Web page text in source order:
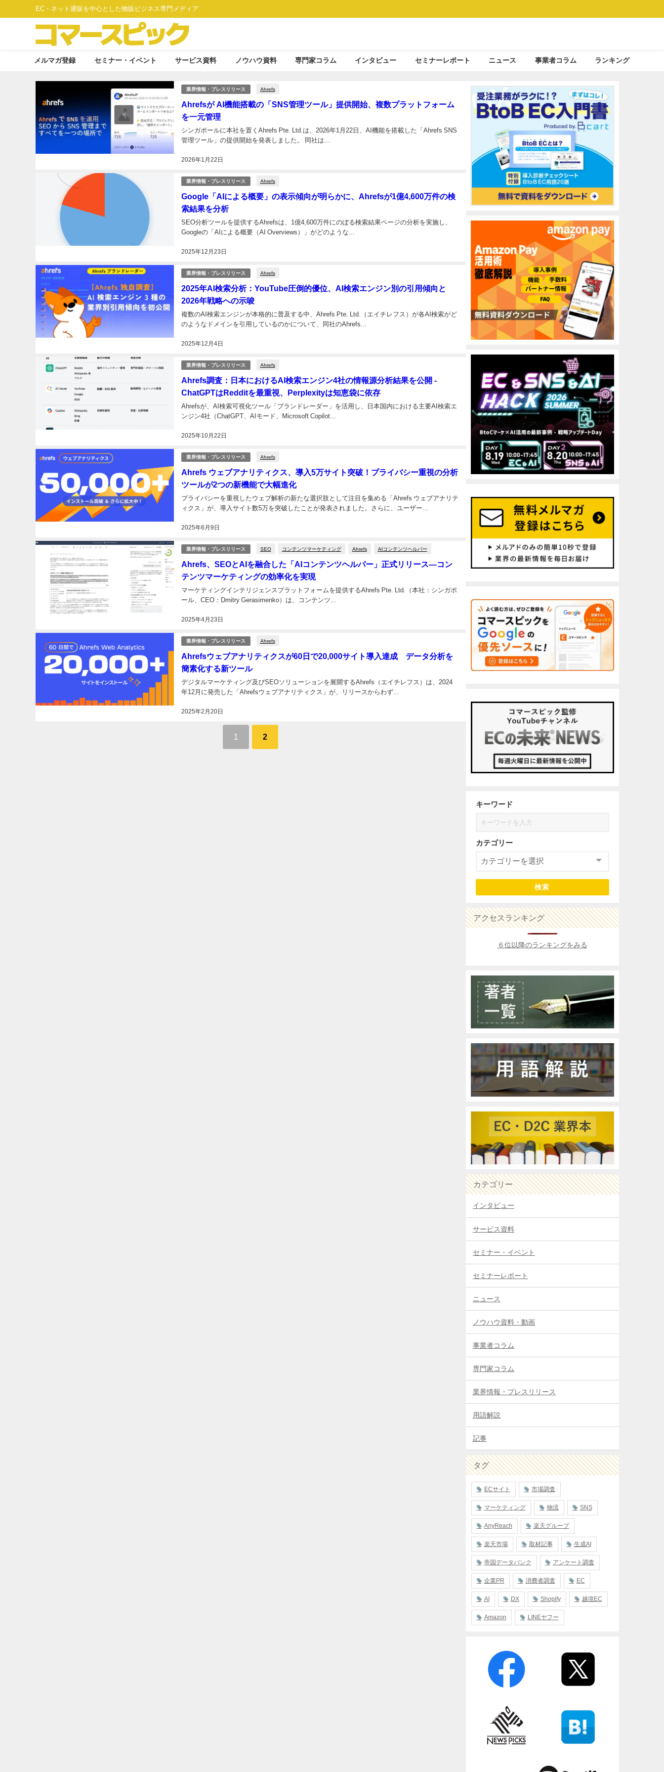
EC・ネット通販を中心とした物販ビジネス専門メディア
メルマガ登録 セミナー・イベント サービス資料 ノウハウ資料 専門家コラム インタビュー セミナーレポート ニュース 事業者コラム ランキング
業界情報・プレスリリース Ahrefs
Ahrefsが AI機能搭載の「SNS管理ツール」提供開始、複数プラットフォーム
を一元管理
2026年1月22日
シンガポールに本社を置くAhrefs Pte. Ltd.は、2026年1月22日、AI機能を搭載した「Ahrefs SNS
管理ツール」の提供開始を発表しました。 同社は...
業界情報・プレスリリース Ahrefs
Google「AIによる概要」の表示傾向が明らかに、Ahrefsが1億4,600万件の検
索結果を分析
2025年12月23日
SEO分析ツールを提供するAhrefsは、1億4,600万件にのぼる検索結果ページの分析を実施し、
Googleの「AIによる概要（AI Overviews）」がどのような...
業界情報・プレスリリース Ahrefs
2025年AI検索分析：YouTube圧倒的優位、AI検索エンジン別の引用傾向と
2026年戦略への示唆
2025年12月4日
複数のAI検索エンジンが本格的に普及する中、Ahrefs Pte. Ltd.（エイチレフス）が各AI検索がど
のようなドメインを引用しているのかについて、同社のAhrefs...
業界情報・プレスリリース Ahrefs
Ahrefs調査：日本におけるAI検索エンジン4社の情報源分析結果を公開 -
ChatGPTはRedditを最重視、Perplexityは知恵袋に依存
2025年10月22日
Ahrefsが、AI検索可視化ツール「ブランドレーダー」を活用し、日本国内における主要AI検索エ
ンジン4社（ChatGPT、AIモード、Microsoft Copilot...
業界情報・プレスリリース Ahrefs
Ahrefs ウェブアナリティクス、導入5万サイト突破！プライバシー重視の分析
ツールが2つの新機能で大幅進化
2025年6月9日
プライバシーを重視したウェブ解析の新たな選択肢として注目を集める「Ahrefs ウェブアナリテ
ィクス」が、導入サイト数5万を突破したことが発表されました。さらに、ユーザー...
業界情報・プレスリリース SEO コンテンツマーケティング Ahrefs AIコンテンツヘルパー
Ahrefs、SEOとAIを融合した「AIコンテンツヘルパー」正式リリース―コン
テンツマーケティングの効率化を実現
2025年4月23日
マーケティングインテリジェンスプラットフォームを提供するAhrefs Pte. Ltd.（本社：シンガポ
ール、CEO：Dmitry Gerasimenko）は、コンテンツ...
業界情報・プレスリリース Ahrefs
Ahrefsウェブアナリティクスが60日で20,000サイト導入達成 データ分析を
簡素化する新ツール
2025年2月20日
デジタルマーケティング及びSEOソリューションを展開するAhrefs（エイチレフス）は、2024
年12月に発売した「Ahrefsウェブアナリティクス」が、リリースからわず...
1 2
キーワード
カテゴリー
検索
アクセスランキング
６位以降のランキングをみる
カテゴリー
インタビュー
サービス資料
セミナー・イベント
セミナーレポート
ニュース
ノウハウ資料・動画
事業者コラム
専門家コラム
業界情報・プレスリリース
用語解説
記事
タグ
ECサイト 市場調査
マーケティング 物流 SNS
AnyReach 楽天グループ
楽天市場 取材記事 生成AI
帝国データバンク アンケート調査
企業PR 消費者調査 EC
AI DX Shopify 越境EC
Amazon LINEヤフー